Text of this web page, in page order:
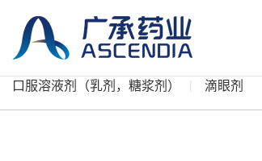
口服溶液剂（乳剂，糖浆剂） 滴眼剂